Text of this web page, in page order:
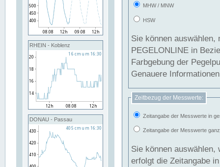
RHEIN - Koblenz
DONAU - Passau
MHW / MNW
HSW
Sie können
PEGELONLINE in Beziehung
Farbgebung der
Genauere
Zeitbezug der Messwerte:
Zeitangabe der Messwerte in
Zeitangabe der Messwerte
Sie können auswählen,
erfolgt die Zeitangabe